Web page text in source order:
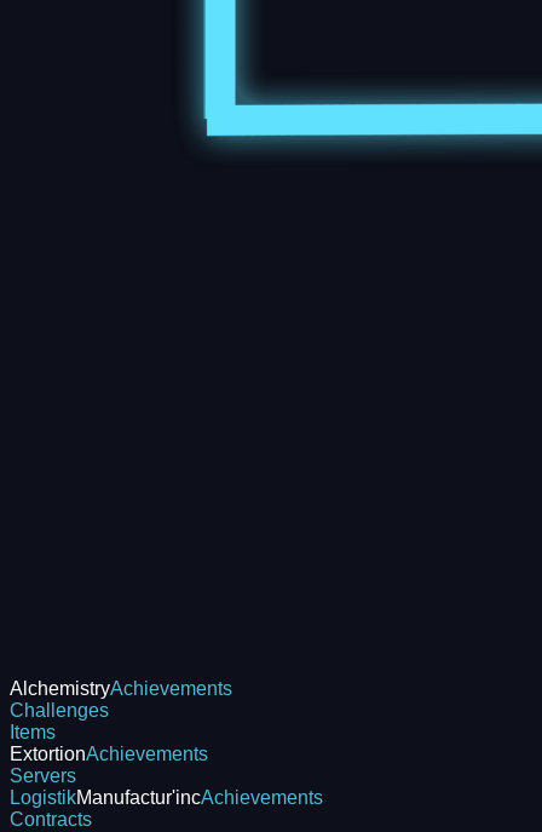
AlchemistryAchievements
Challenges
Items
ExtortionAchievements
Servers
LogistikManufactur'incAchievements
Contracts